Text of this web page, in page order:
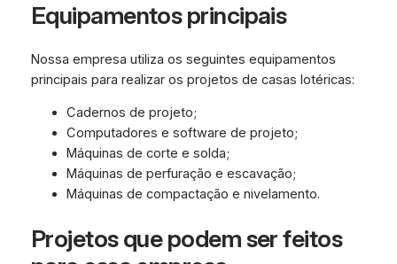
Equipamentos principais
Nossa empresa utiliza os seguintes equipamentos
principais para realizar os projetos de casas lotéricas:
Cadernos de projeto;
Computadores e software de projeto;
Máquinas de corte e solda;
Máquinas de perfuração e escavação;
Máquinas de compactação e nivelamento.
Projetos que podem ser feitos